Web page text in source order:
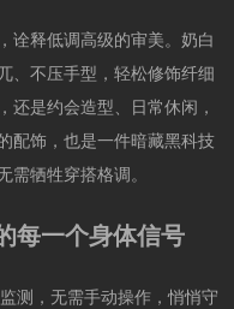
诠释低调高级的审美。奶白
、不压手型，轻松修饰纤细
还是约会造型、日常休闲，
配饰，也是一件暗藏黑科技
需牺牲穿搭格调。
每一个身体信号
测，无需手动操作，悄悄守